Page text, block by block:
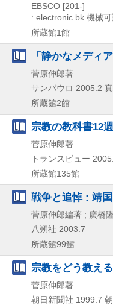
EBSCO [201-]
: electronic bk 機械
所蔵館1館
「静かなメディ
菅原伸郎著
サンパウロ 2005.2
所蔵館2館
宗教の教科書12週
菅原伸郎著
トランスビュー
所蔵館135館
戦争と追悼 : 靖
菅原伸郎編著 ; 廣橋
八朔社 2003.7
所蔵館99館
宗教をどう教え
菅原伸郎著
朝日新聞社 1999.7